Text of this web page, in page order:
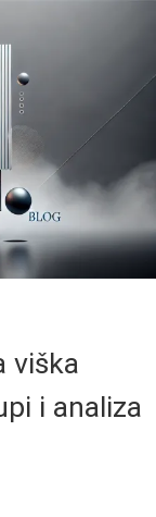
viška
i analiza